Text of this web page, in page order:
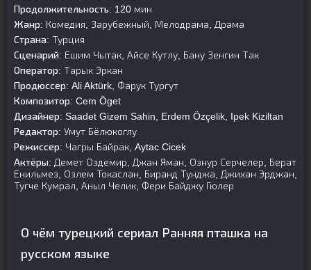
Продолжительность: 120 мин
Жанр: Комедия, Зарубежный, Мелодрама, Драма
Страна: Турция
Сценарий: Ешим Чытак, Айсе Кутлу, Бану Зенгин Так
Оператор: Тарык Эркан
Продюссер: Ali Aktürk, Фарук Тургут
Композитор: Cem Öget
Дизайнер: Saadet Gizem Sahin, Erdem Özçelik, Ipek Kiziltan
Редактор: Умут Бёлюкоглу
Режиссер: Чагры Байрак, Aytac Cicek
Актёры: Демет Оздемир, Джан Яман, Ознур Серчелер, Берат
Енильмез, Озлем Токаслан, Биранд Тунджа, Джихан Эрджан,
Тугче Кумрал, Аныл Челик, Фери Байджу Гюлер
О чём турецкий сериал Ранняя пташка на
русском языке